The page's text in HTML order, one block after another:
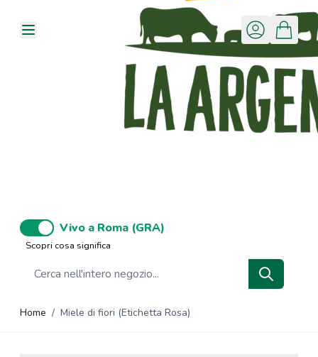
Vivo a Roma (GRA)
Scopri cosa significa
Search
Home / Miele di fiori (Etichetta Rosa)